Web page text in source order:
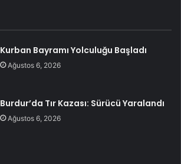
Kurban Bayramı Yolculuğu Başladı
Ağustos 6, 2026
Burdur’da Tır Kazası: Sürücü Yaralandı
Ağustos 6, 2026